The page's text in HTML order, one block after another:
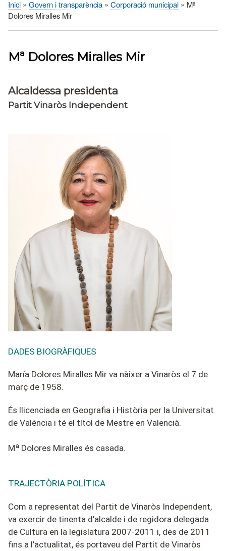
Fil
Inici Govern i transparència Corporació municipal
Mª
Dolores Miralles Mir
Mª Dolores Miralles Mir
Alcaldessa presidenta
Partit Vinaròs Independent
DADES BIOGRÀFIQUES
María Dolores Miralles Mir va nàixer a Vinaròs el 7 de
març de 1958.
És llicenciada en Geografia i Història per la Universitat
de València i té el títol de Mestre en Valencià.
Mª Dolores Miralles és casada.
TRAJECTÒRIA POLÍTICA
Com a representat del Partit de Vinaròs Independent,
va exercir de tinenta d’alcalde i de regidora delegada
de Cultura en la legislatura 2007-2011 i, des de 2011
fins a l’actualitat, és portaveu del Partit de Vinaròs